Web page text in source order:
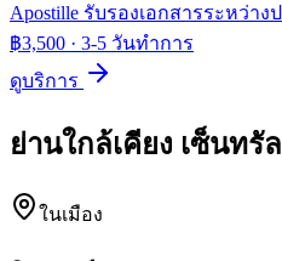
Apostille รับรองเอกสารระหว่าง
฿3,500 · 3-5 วันทำการ
ดูบริการ
ย่านใกล้เคียง เซ็นทรั
ในเมือง